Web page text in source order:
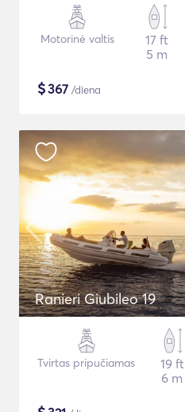
Motorinė valtis
17 ft
5 m
$367 /diena
Ranieri Giubileo 19
Tvirtas pripučiamas
19 ft
6 m